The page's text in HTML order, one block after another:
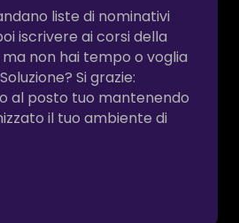
liste di nominativi
iscrivere ai corsi della
non hai tempo o voglia
Si grazie:
al posto tuo mantenendo
il tuo ambiente di